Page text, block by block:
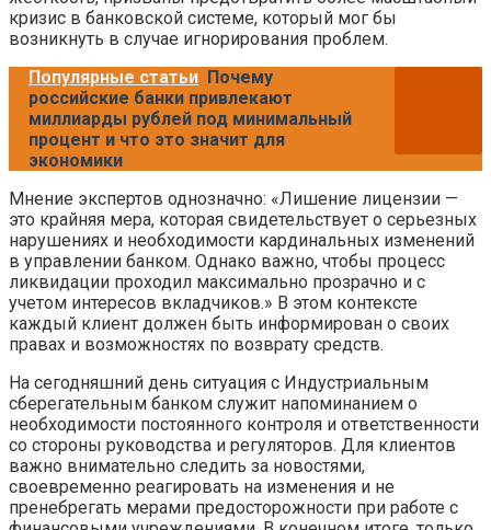
кризис в банковской системе, который мог бы
возникнуть в случае игнорирования проблем.
Популярные статьи Почему
российские банки привлекают
миллиарды рублей под минимальный
процент и что это значит для
экономики
Мнение экспертов однозначно: «Лишение лицензии —
это крайняя мера, которая свидетельствует о серьезных
нарушениях и необходимости кардинальных изменений
в управлении банком. Однако важно, чтобы процесс
ликвидации проходил максимально прозрачно и с
учетом интересов вкладчиков.» В этом контексте
каждый клиент должен быть информирован о своих
правах и возможностях по возврату средств.
На сегодняшний день ситуация с Индустриальным
сберегательным банком служит напоминанием о
необходимости постоянного контроля и ответственности
со стороны руководства и регуляторов. Для клиентов
важно внимательно следить за новостями,
своевременно реагировать на изменения и не
пренебрегать мерами предосторожности при работе с